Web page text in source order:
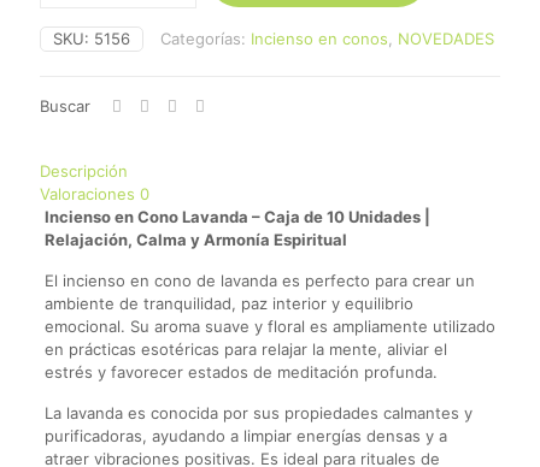
Hem
10
cantidad
SKU: 5156 Categorías: Incienso en conos NOVEDADES
Buscar
Descripción
Valoraciones 0
Incienso en Cono Lavanda – Caja de 10 Unidades |
Relajación, Calma y Armonía Espiritual
El incienso en cono de lavanda es perfecto para crear un
ambiente de tranquilidad, paz interior y equilibrio
emocional. Su aroma suave y floral es ampliamente utilizado
en prácticas esotéricas para relajar la mente, aliviar el
estrés y favorecer estados de meditación profunda.
La lavanda es conocida por sus propiedades calmantes y
purificadoras, ayudando a limpiar energías densas y a
atraer vibraciones positivas. Es ideal para rituales de